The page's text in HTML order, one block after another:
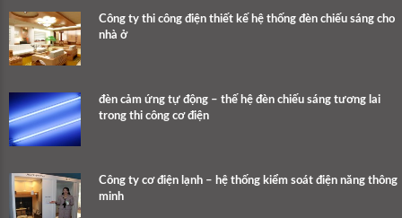
Công ty thi công điện thiết kế hệ thống đèn chiếu sáng cho
nhà ở
đèn cảm ứng tự động – thế hệ đèn chiếu sáng tương lai
trong thi công cơ điện
Công ty cơ điện lạnh – hệ thống kiểm soát điện năng thông
minh